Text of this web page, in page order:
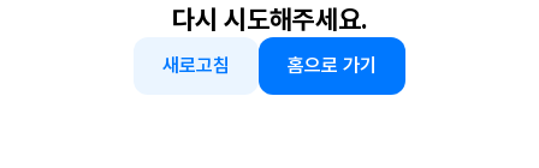
다시 시도해주세요.
새로고침 홈으로 가기